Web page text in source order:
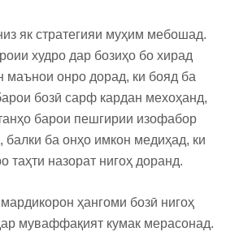
як стратегияи муҳим мебошад.
худро дар бозиҳо бо хирад
маънои онро дорад, ки бояд ба
бозӣ сарф кардан мехоҳанд,
барои пешгирии изофабор
балки ба онҳо имкон медиҳад, ки
таҳти назорат нигоҳ доранд.
ҳангоми бозӣ нигоҳ
муваффақият кумак мерасонад.